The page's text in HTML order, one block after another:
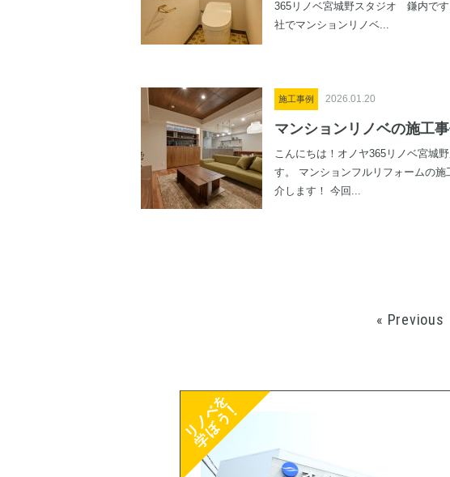
365リノベ宮城野スタジオ 鎌内で
社でマンションリノベ...
施工事例 2026.01.20
マンションリノベの施工事
こんにちは！オノヤ365リノベ宮城
す。 マンションフルリフォームの施
介します！ 今回...
« Previous